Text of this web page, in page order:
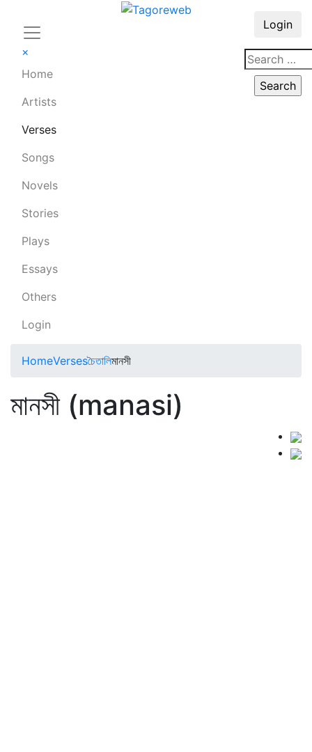
×
Home
Artists
Verses
Songs
Novels
Stories
Plays
Essays
Others
Login
Login
HomeVersesচৈতালিমানসী
মানসী (manasi)